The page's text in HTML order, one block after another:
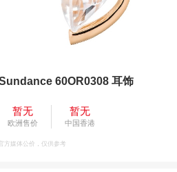
60OR0308 耳饰
暂无
欧洲售价
暂无
中国香港
方媒体公价，仅供参考